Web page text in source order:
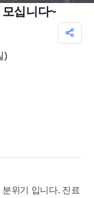
십니다~
)
위기 입니다. 진료